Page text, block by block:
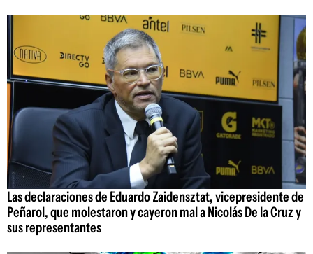
Las declaraciones de Eduardo Zaidensztat, vicepresidente de
Peñarol, que molestaron y cayeron mal a Nicolás De la Cruz y
sus representantes